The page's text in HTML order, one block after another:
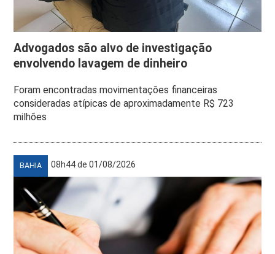
Advogados são alvo de investigação
envolvendo lavagem de dinheiro
Foram encontradas movimentações financeiras
consideradas atípicas de aproximadamente R$ 723
milhões
BAHIA 08h44 de 01/08/2026